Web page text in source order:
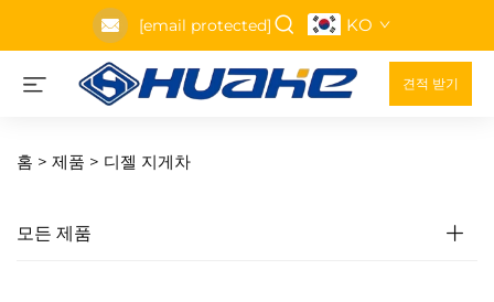
[email protected] KO
견적 받기
홈 > 제품 > 디젤 지게차
모든 제품